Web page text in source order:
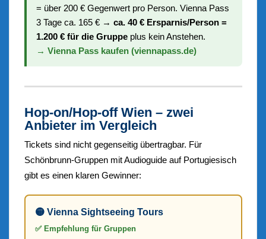
= über 200 € Gegenwert pro Person. Vienna Pass
3 Tage ca. 165 € → ca. 40 € Ersparnis/Person =
1.200 € für die Gruppeplus kein Anstehen.
→ Vienna Pass kaufen (viennapass.de)
Hop-on/Hop-off Wien – zwei
Anbieter im Vergleich
Tickets sind nicht gegenseitig übertragbar. Für
Schönbrunn-Gruppen mit Audioguide auf Portugiesisch
gibt es einen klaren Gewinner:
🟡 Vienna Sightseeing Tours
✅ Empfehlung für Gruppen